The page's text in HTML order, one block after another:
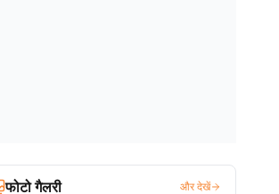
फोटो गैलरी और देखें